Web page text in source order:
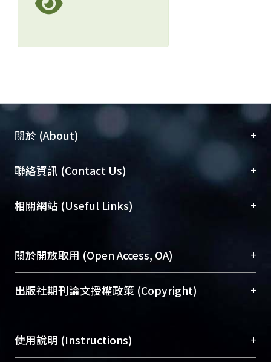
關於 (About) +
臺大位居世界頂尖大學之列，為永久珍藏及向國際
展現本校豐碩的研究成果及學術能量，圖書館整合
機構典藏（NTUR）與學術庫（AH）不同功能平
台，成為臺大學術典藏NTU scholars。期能整合研
成果。
To permanently archive and promote researcher
profiles and scholarly works, Library integrates the
services of “NTU Repository” with “Academic
聯絡資訊 (Contact Us) +
總館學科館員(Main Library)
醫學圖書館學科館員(Medical Library)
Sciences Library)
相關網站 (Useful Links) +
關於開放取用 (Open Access, OA) +
開放取用是從使用者角度提升資訊取用性的社會運
動，應用在學術研究上是透過將研究著作公開供使
用逐年攀升。同時可加速研究發展、提升研究影響
出版社期刊論文授權政策 (Copyright) +
含部分內容的版權非匯入者所有，或由第三方贊
助與合作完成，請確認該版權所有者及第三方同
使用說明 (Instructions) +